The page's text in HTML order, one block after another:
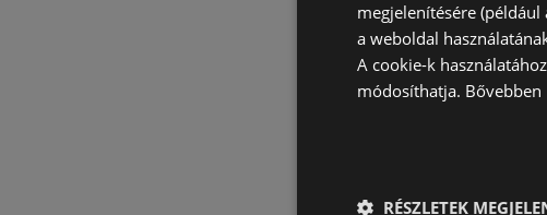
megjelenítésére
a weboldal
A cookie-k
módosíthatja. Bővebben
RÉSZLETEK